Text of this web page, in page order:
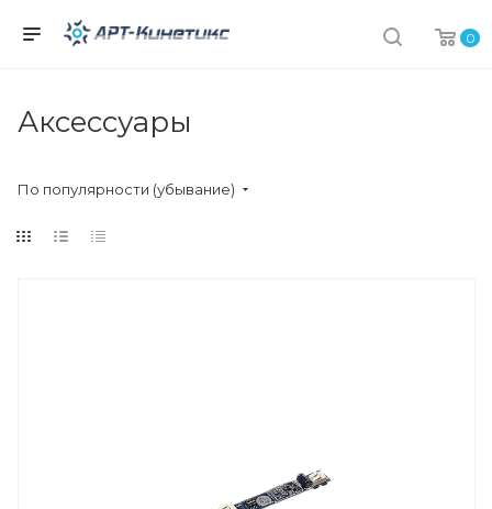
0
Аксессуары
По популярности (убывание)